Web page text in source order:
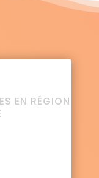
EN RÉGION